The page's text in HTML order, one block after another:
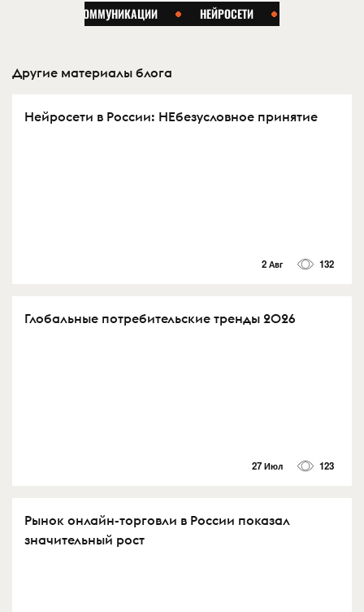
Другие материалы блога
Нейросети в России: НЕбезусловное принятие
2 Авг 132
Глобальные потребительские тренды 2026
27 Июл 123
Рынок онлайн-торговли в России показал
значительный рост